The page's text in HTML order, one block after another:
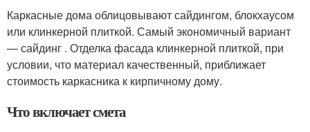
Каркасные дома облицовывают сайдингом, блокхаусом
или клинкерной плиткой. Самый экономичный вариант
— сайдинг . Отделка фасада клинкерной плиткой, при
условии, что материал качественный, приближает
стоимость каркасника к кирпичному дому.
Что включает смета